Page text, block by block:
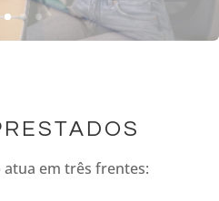
atua em três frentes: